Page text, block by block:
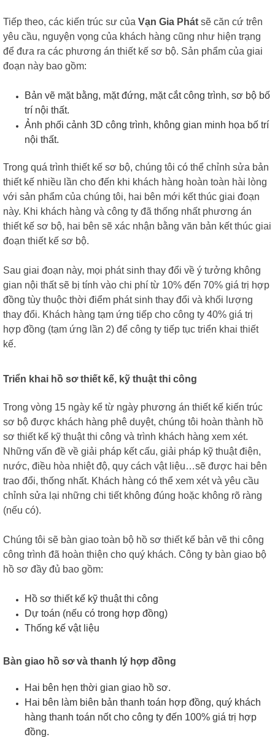
Tiếp theo, các kiến trúc sư của Vạn Gia Phát sẽ căn cứ trên
yêu cầu, nguyện vọng của khách hàng cũng như hiện trạng
để đưa ra các phương án thiết kế sơ bộ. Sản phẩm của giai
đoạn này bao gồm:
Bản vẽ mặt bằng, mặt đứng, mặt cắt công trình, sơ bộ bố
trí nội thất.
Ảnh phối cảnh 3D công trình, không gian minh họa bố trí
nội thất.
Trong quá trình thiết kế sơ bộ, chúng tôi có thể chỉnh sửa bản
thiết kế nhiều lần cho đến khi khách hàng hoàn toàn hài lòng
với sản phẩm của chúng tôi, hai bên mới kết thúc giai đoạn
này. Khi khách hàng và công ty đã thống nhất phương án
thiết kế sơ bộ, hai bên sẽ xác nhận bằng văn bản kết thúc giai
đoạn thiết kế sơ bộ.
Sau giai đoạn này, mọi phát sinh thay đổi về ý tưởng không
gian nội thất sẽ bị tính vào chi phí từ 10% đến 70% giá trị hợp
đồng tùy thuộc thời điểm phát sinh thay đổi và khối lượng
thay đổi. Khách hàng tạm ứng tiếp cho công ty 40% giá trị
hợp đồng (tạm ứng lần 2) để công ty tiếp tục triển khai thiết
kế.
Triển khai hồ sơ thiết kế, kỹ thuật thi công
Trong vòng 15 ngày kể từ ngày phương án thiết kế kiến trúc
sơ bộ được khách hàng phê duyệt, chúng tôi hoàn thành hồ
sơ thiết kế kỹ thuật thi công và trình khách hàng xem xét.
Những vấn đề về giải pháp kết cấu, giải pháp kỹ thuật điện,
nước, điều hòa nhiệt độ, quy cách vật liệu…sẽ được hai bên
trao đổi, thống nhất. Khách hàng có thể xem xét và yêu cầu
chỉnh sửa lại những chi tiết không đúng hoặc không rõ ràng
(nếu có).
Chúng tôi sẽ bàn giao toàn bộ hồ sơ thiết kế bản vẽ thi công
công trình đã hoàn thiện cho quý khách. Công ty bàn giao bộ
hồ sơ đầy đủ bao gồm:
Hồ sơ thiết kế kỹ thuật thi công
Dự toán (nếu có trong hợp đồng)
Thống kế vật liệu
Bàn giao hồ sơ và thanh lý hợp đồng
Hai bên hẹn thời gian giao hồ sơ.
Hai bên làm biên bản thanh toán hợp đồng, quý khách
hàng thanh toán nốt cho công ty đến 100% giá trị hợp
đồng.